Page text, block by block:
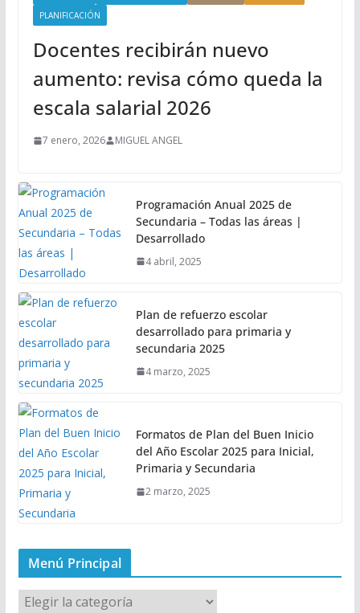
PLANIFICACIÓN
Docentes recibirán nuevo
aumento: revisa cómo queda la
escala salarial 2026
7 enero, 2026 MIGUEL ANGEL
Programación Anual 2025 de
Secundaria – Todas las áreas |
Desarrollado
4 abril, 2025
Plan de refuerzo escolar
desarrollado para primaria y
secundaria 2025
4 marzo, 2025
Formatos de Plan del Buen Inicio
del Año Escolar 2025 para Inicial,
Primaria y Secundaria
2 marzo, 2025
Menú Principal
M